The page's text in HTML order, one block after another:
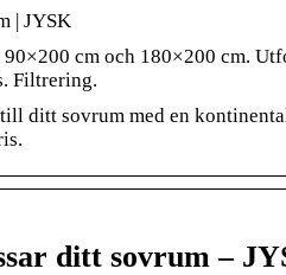
| JYSK
cm och 180×200 cm.
Filtrering.
ditt sovrum med en
ditt sovrum –